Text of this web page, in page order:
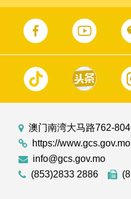
澳门南湾大马路762-
https://www.gcs.gov.mo
info@gcs.gov.mo
(853)2833 2886